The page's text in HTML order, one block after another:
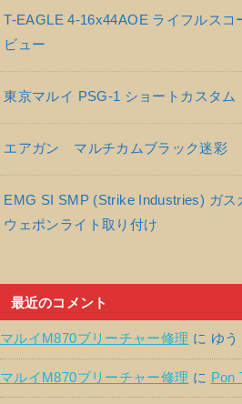
T-EAGLE 4-16x44AOE ライフルスコ
ビュー
東京マルイ PSG-1 ショートカスタム
エアガン マルチカムブラック迷彩
EMG SI SMP (Strike Industries) ガ
ウェポンライト取り付け
最近のコメント
マルイM870ブリーチャー修理 に ゆう
マルイM870ブリーチャー修理 に Pon